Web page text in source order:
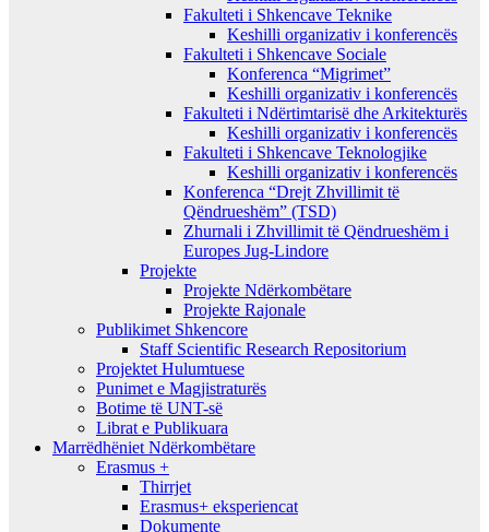
Fakulteti i Shkencave Teknike
Keshilli organizativ i konferencës
Fakulteti i Shkencave Sociale
Konferenca “Migrimet”
Keshilli organizativ i konferencës
Fakulteti i Ndërtimtarisë dhe Arkitekturës
Keshilli organizativ i konferencës
Fakulteti i Shkencave Teknologjike
Keshilli organizativ i konferencës
Konferenca “Drejt Zhvillimit të
Qëndrueshëm” (TSD)
Zhurnali i Zhvillimit të Qëndrueshëm i
Europes Jug-Lindore
Projekte
Projekte Ndërkombëtare
Projekte Rajonale
Publikimet Shkencore
Staff Scientific Research Repositorium
Projektet Hulumtuese
Punimet e Magjistraturës
Botime të UNT-së
Librat e Publikuara
Marrëdhëniet Ndërkombëtare
Erasmus +
Thirrjet
Erasmus+ eksperiencat
Dokumente